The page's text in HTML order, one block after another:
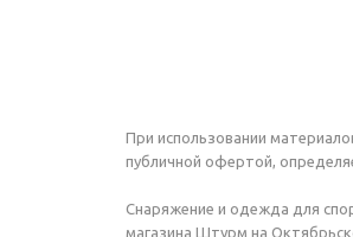
При использовании
публичной офертой,
Снаряжение и одежда для
магазина Штурм на